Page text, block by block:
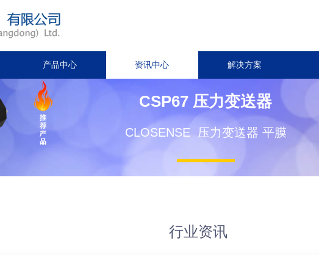
产品中心 资讯中心 解决方案
CSP67 压力变送器
CLOSENSE 压力变送器 平膜
行业资讯